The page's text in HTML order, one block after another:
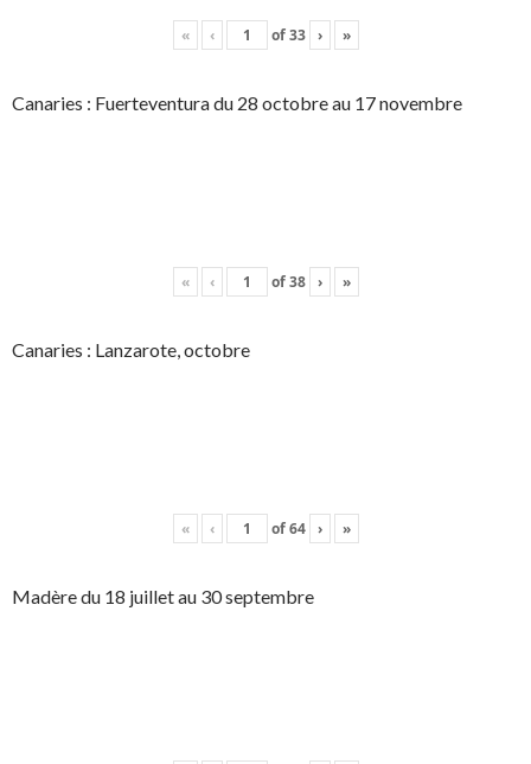
« ‹ of33 › »
Canaries : Fuerteventura du 28 octobre au 17 novembre
« ‹ of38 › »
Canaries : Lanzarote, octobre
« ‹ of64 › »
Madère du 18 juillet au 30 septembre